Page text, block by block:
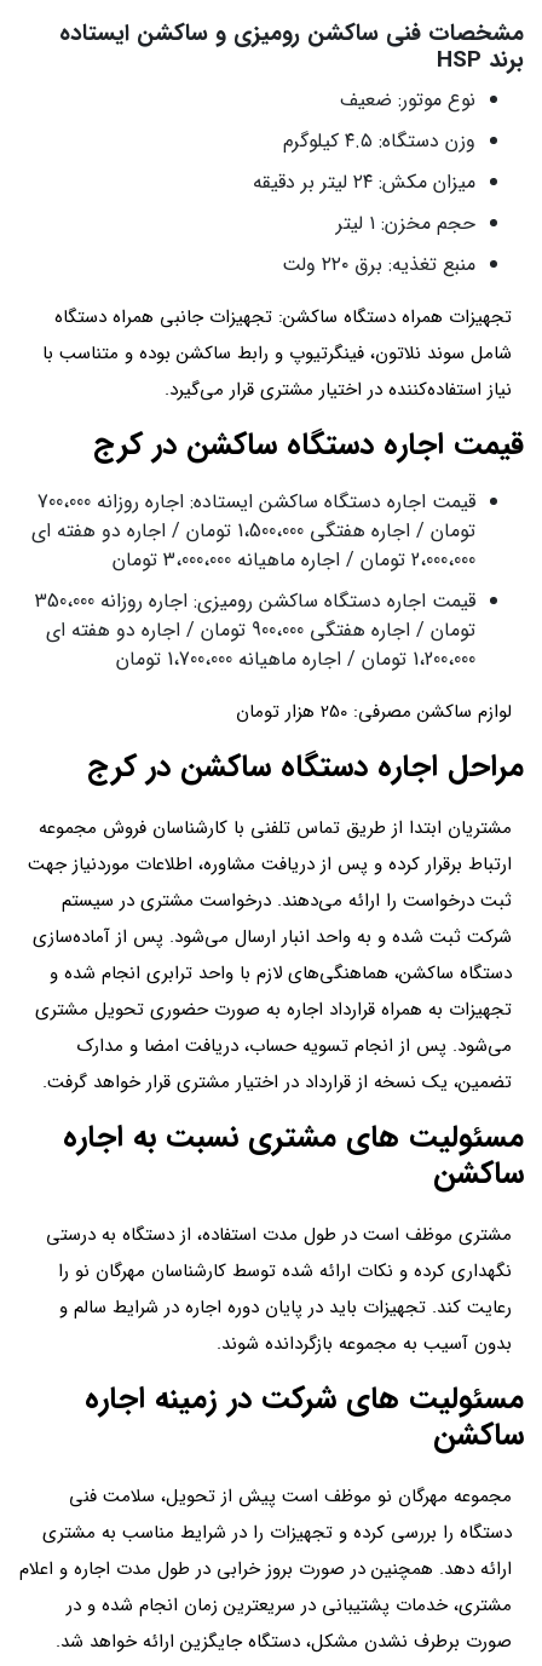
مشخصات فنی ساکشن رومیزی و ساکشن ایستاده
برند HSP
نوع موتور: ضعیف
وزن دستگاه: ۴.۵ کیلوگرم
میزان مکش: ۲۴ لیتر بر دقیقه
حجم مخزن: ۱ لیتر
منبع تغذیه: برق ۲۲۰ ولت
تجهیزات همراه دستگاه ساکشن: تجهیزات جانبی همراه دستگاه
شامل سوند نلاتون، فینگرتیوپ و رابط ساکشن بوده و متناسب با
نیاز استفاده‌کننده در اختیار مشتری قرار می‌گیرد.
قیمت اجاره دستگاه ساکشن در کرج
قیمت اجاره دستگاه ساکشن ایستاده: اجاره روزانه 700،000
تومان / اجاره هفتگی 1،500،000 تومان / اجاره دو هفته ای
2،000،000 تومان / اجاره ماهیانه 3،000،000 تومان
قیمت اجاره دستگاه ساکشن رومیزی: اجاره روزانه 350،000
تومان / اجاره هفتگی 900،000 تومان / اجاره دو هفته ای
1،200،000 تومان / اجاره ماهیانه 1،700،000 تومان
لوازم ساکشن مصرفی: 250 هزار تومان
مراحل اجاره دستگاه ساکشن در کرج
مشتریان ابتدا از طریق تماس تلفنی با کارشناسان فروش مجموعه
ارتباط برقرار کرده و پس از دریافت مشاوره، اطلاعات موردنیاز جهت
ثبت درخواست را ارائه می‌دهند. درخواست مشتری در سیستم
شرکت ثبت شده و به واحد انبار ارسال می‌شود. پس از آماده‌سازی
دستگاه ساکشن، هماهنگی‌های لازم با واحد ترابری انجام شده و
تجهیزات به همراه قرارداد اجاره به صورت حضوری تحویل مشتری
می‌شود. پس از انجام تسویه حساب، دریافت امضا و مدارک
تضمین، یک نسخه از قرارداد در اختیار مشتری قرار خواهد گرفت.
مسئولیت های مشتری نسبت به اجاره
ساکشن
مشتری موظف است در طول مدت استفاده، از دستگاه به درستی
نگهداری کرده و نکات ارائه شده توسط کارشناسان مهرگان نو را
رعایت کند. تجهیزات باید در پایان دوره اجاره در شرایط سالم و
بدون آسیب به مجموعه بازگردانده شوند.
مسئولیت های شرکت در زمینه اجاره
ساکشن
مجموعه مهرگان نو موظف است پیش از تحویل، سلامت فنی
دستگاه را بررسی کرده و تجهیزات را در شرایط مناسب به مشتری
ارائه دهد. همچنین در صورت بروز خرابی در طول مدت اجاره و اعلام
مشتری، خدمات پشتیبانی در سریعترین زمان انجام شده و در
صورت برطرف نشدن مشکل، دستگاه جایگزین ارائه خواهد شد.